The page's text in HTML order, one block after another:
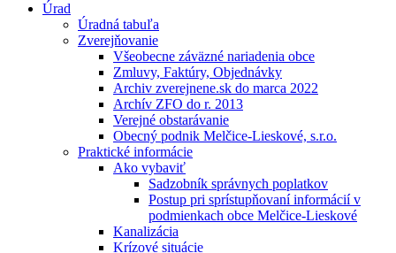
Úrad
Úradná tabuľa
Zverejňovanie
Všeobecne záväzné nariadenia obce
Zmluvy, Faktúry, Objednávky
Archiv zverejnene.sk do marca 2022
Archív ZFO do r. 2013
Verejné obstarávanie
Obecný podnik Melčice-Lieskové, s.r.o.
Praktické informácie
Ako vybaviť
Sadzobník správnych poplatkov
Postup pri sprístupňovaní informácií v
podmienkach obce Melčice-Lieskové
Kanalizácia
Krízové situácie